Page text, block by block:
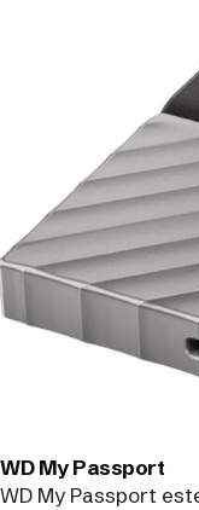
WD My Passport
WD My Passport